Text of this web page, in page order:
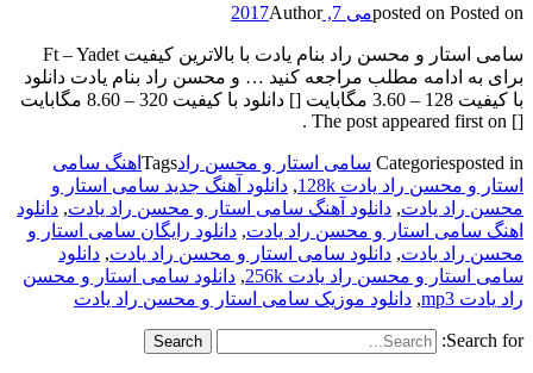
posted on Posted on می 7, 2017 Author
سامی استار و محسن راد بنام یادت با بالاترین کیفیت Ft – Yadet
برای به ادامه مطلب مراجعه کنید … و محسن راد بنام یادت دانلود
با کیفیت 128 – 3.60 مگابایت [] دانلود با کیفیت 320 – 8.60 مگابایت
[] The post appeared first on .
Categoriesposted in سامی استار و محسن رادTags اهنگ سامی
استار و محسن راد یادت 128k
, دانلود آهنگ جدید سامی استار و
محسن راد یادت, دانلود آهنگ سامی استار و محسن راد یادت, دانلود
اهنگ سامی استار و محسن راد یادت, دانلود رایگان سامی استار و
محسن راد یادت, دانلود سامی استار و محسن راد یادت, دانلود
سامی استار و محسن راد یادت 256k
, دانلود سامی استار و محسن
راد یادت mp3
, دانلود موزیک سامی استار و محسن راد یادت
Search for: